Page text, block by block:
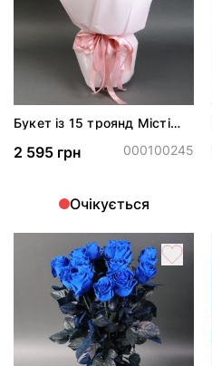
Букет із 15 троянд Місті
2 595 грн 000100245
Очікується